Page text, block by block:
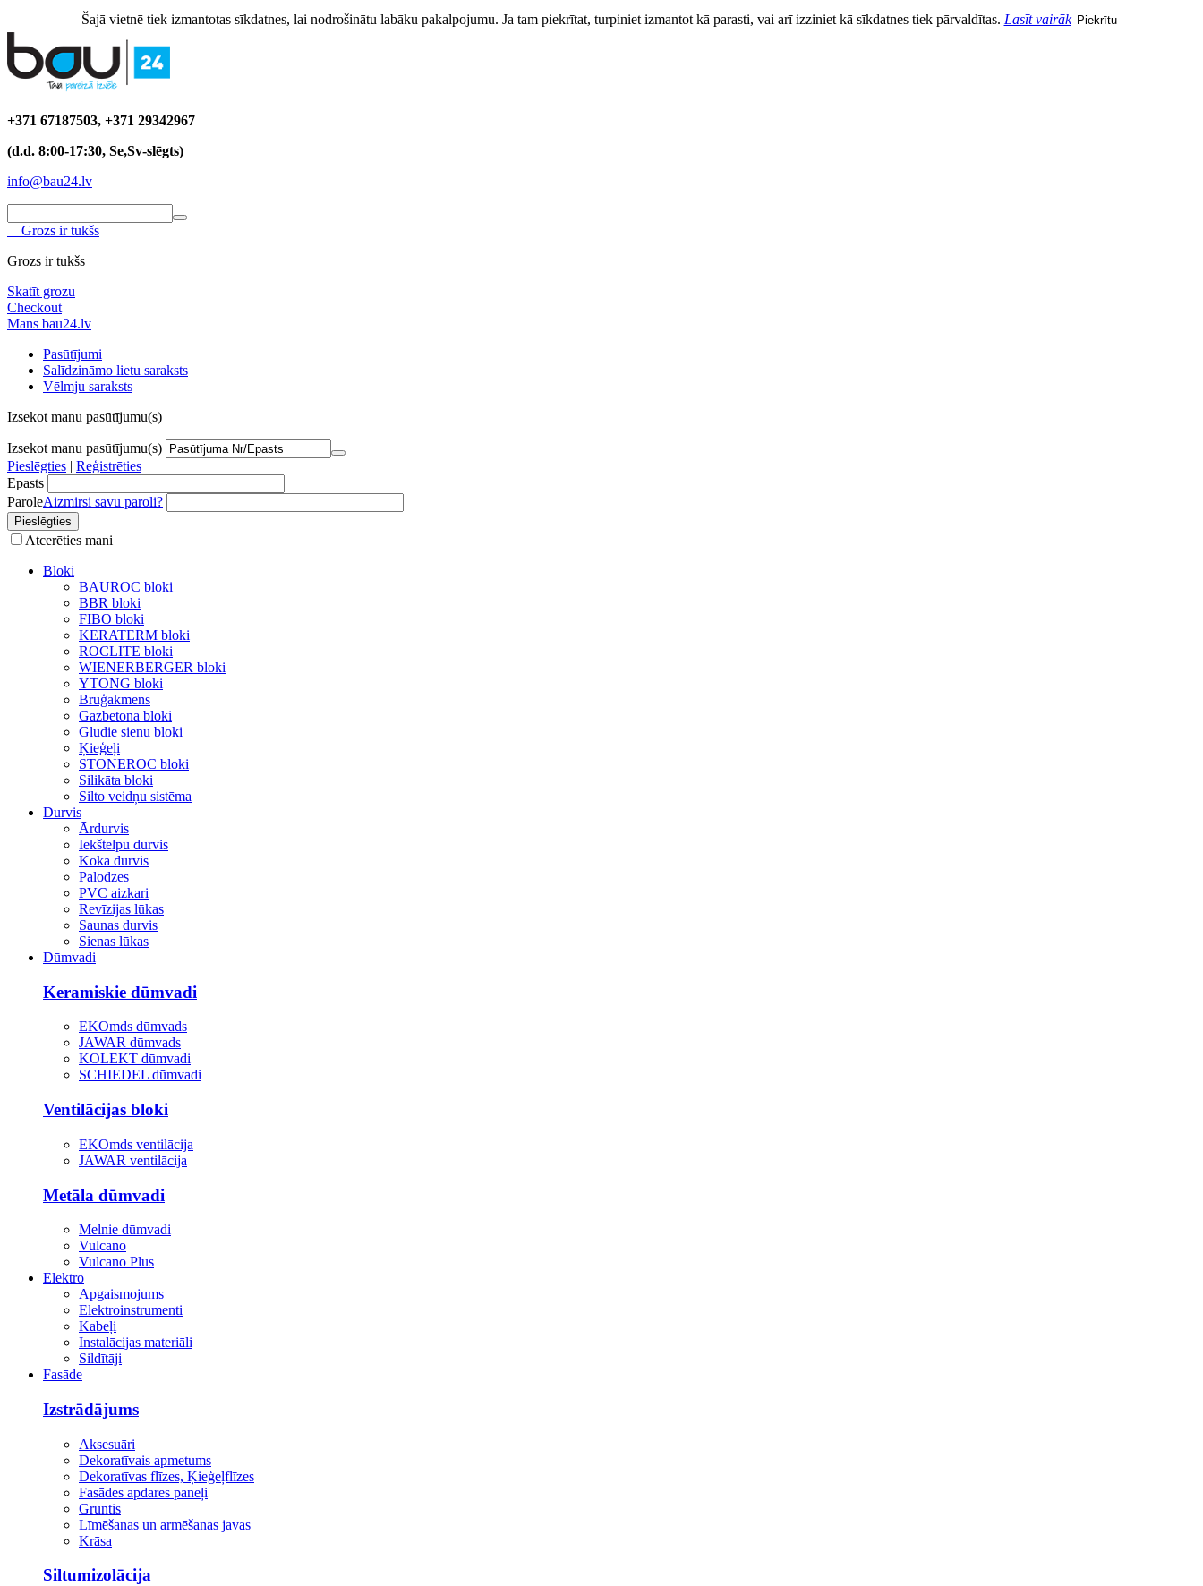
Šajā vietnē tiek izmantotas sīkdatnes, lai nodrošinātu labāku pakalpojumu. Ja tam piekrītat, turpiniet izmantot kā parasti, vai arī izziniet kā sīkdatnes tiek pārvaldītas. Lasīt vairāk Piekrītu
+371 67187503, +371 29342967
(d.d. 8:00-17:30, Se,Sv-slēgts)
info@bau24.lv
Grozs ir tukšs
Grozs ir tukšs
Skatīt grozu
Checkout
Mans bau24.lv
Pasūtījumi
Salīdzināmo lietu saraksts
Vēlmju saraksts
Izsekot manu pasūtījumu(s)
Izsekot manu pasūtījumu(s)
Pieslēgties | Reģistrēties
Epasts
ParoleAizmirsi savu paroli?
Atcerēties mani
Bloki
BAUROC bloki
BBR bloki
FIBO bloki
KERATERM bloki
ROCLITE bloki
WIENERBERGER bloki
YTONG bloki
Bruģakmens
Gāzbetona bloki
Gludie sienu bloki
Ķieģeļi
STONEROC bloki
Silikāta bloki
Silto veidņu sistēma
Durvis
Ārdurvis
Iekštelpu durvis
Koka durvis
Palodzes
PVC aizkari
Revīzijas lūkas
Saunas durvis
Sienas lūkas
Dūmvadi
Keramiskie dūmvadi
EKOmds dūmvads
JAWAR dūmvads
KOLEKT dūmvadi
SCHIEDEL dūmvadi
Ventilācijas bloki
EKOmds ventilācija
JAWAR ventilācija
Metāla dūmvadi
Melnie dūmvadi
Vulcano
Vulcano Plus
Elektro
Apgaismojums
Elektroinstrumenti
Kabeļi
Instalācijas materiāli
Sildītāji
Fasāde
Izstrādājums
Aksesuāri
Dekoratīvais apmetums
Dekoratīvas flīzes, Ķieģeļflīzes
Fasādes apdares paneļi
Gruntis
Līmēšanas un armēšanas javas
Krāsa
Siltumizolācija